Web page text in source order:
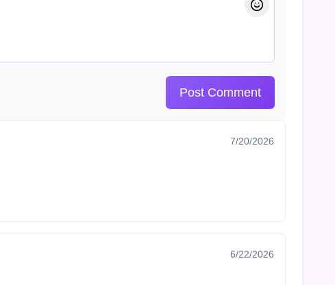
Post Comment
7/20/2026
6/22/2026